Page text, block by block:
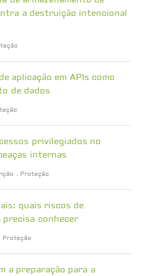
a destruição intencional
aplicação em APIs como
de dados
privilegiados no
internas
, Proteção
quais riscos de
precisa conhecer
Proteção
a preparação para a